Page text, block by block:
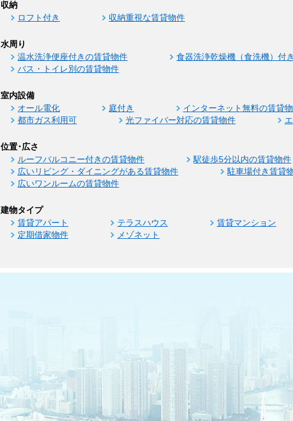
収納
ロフト付き 収納重視な賃貸物件
水周り
温水洗浄便座付きの賃貸物件 食器洗浄乾燥機（食洗機）付
バス・トイレ別の賃貸物件
室内設備
オール電化 庭付き インターネット無料の賃貸
都市ガス利用可
光ファイバー対応の賃貸物件
位置･広さ
ルーフバルコニー付きの賃貸物件 駅徒歩5分以内の賃貸物件
広いリビング・ダイニングがある賃貸物件
駐車場付き賃貸
広いワンルームの賃貸物件
建物タイプ
賃貸アパート テラスハウス 賃貸マンション
定期借家物件
メゾネット